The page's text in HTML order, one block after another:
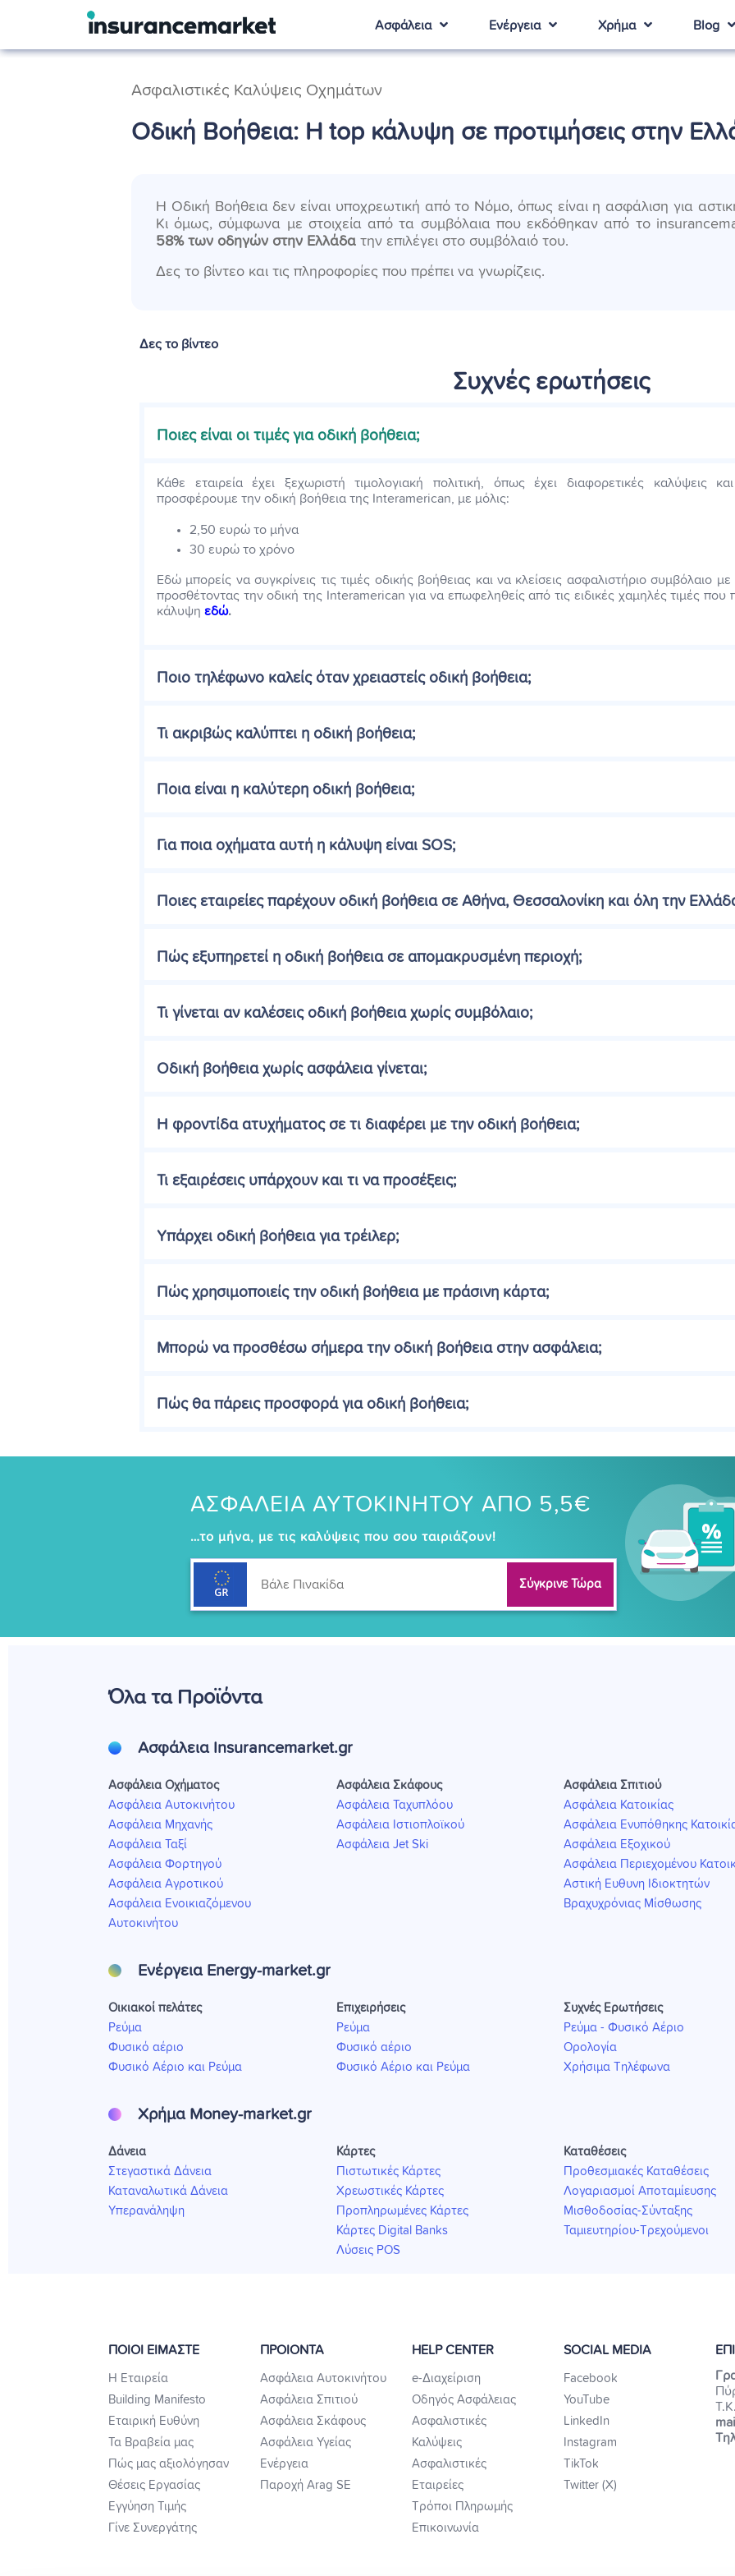
Ασφάλεια Ενέργεια Χρήμα Blog
Ασφαλιστικές Καλύψεις Οχημάτων
Οδική Βοήθεια: Η top κάλυψη σε προτιμήσεις στην
Η Οδική Βοήθεια δεν είναι υποχρεωτική από το Νόμο, όπως είναι η ασφάλιση για
Κι όμως, σύμφωνα με στοιχεία από τα συμβόλαια που εκδόθηκαν από το
58% των οδηγών στην Ελλάδα την επιλέγει στο συμβόλαιό του.
Δες το βίντεο και τις πληροφορίες που πρέπει να γνωρίζεις.
Δες το βίντεο
Συχνές ερωτήσεις
Ποιες είναι οι τιμές για οδική βοήθεια;
Κάθε εταιρεία έχει ξεχωριστή τιμολογιακή πολιτική, όπως έχει διαφορετικές καλύψεις
προσφέρουμε την οδική βοήθεια της Interamerican, με μόλις:
2,50 ευρώ το μήνα
30 ευρώ το χρόνο
Εδώ μπορείς να συγκρίνεις τις τιμές οδικής βοήθειας και να κλείσεις ασφαλιστήριο συμβόλαιο
προσθέτοντας την οδική της Interamerican για να επωφεληθείς από τις ειδικές χαμηλές τιμές
κάλυψη εδώ.
Ποιο τηλέφωνο καλείς όταν χρειαστείς οδική βοήθεια;
Τι ακριβώς καλύπτει η οδική βοήθεια;
Ποια είναι η καλύτερη οδική βοήθεια;
Για ποια οχήματα αυτή η κάλυψη είναι SOS;
Ποιες εταιρείες παρέχουν οδική βοήθεια σε Αθήνα, Θεσσαλονίκη και όλη την
Πώς εξυπηρετεί η οδική βοήθεια σε απομακρυσμένη περιοχή;
Τι γίνεται αν καλέσεις οδική βοήθεια χωρίς συμβόλαιο;
Οδική βοήθεια χωρίς ασφάλεια γίνεται;
Η φροντίδα ατυχήματος σε τι διαφέρει με την οδική βοήθεια;
Τι εξαιρέσεις υπάρχουν και τι να προσέξεις;
Υπάρχει οδική βοήθεια για τρέιλερ;
Πώς χρησιμοποιείς την οδική βοήθεια με πράσινη κάρτα;
Μπορώ να προσθέσω σήμερα την οδική βοήθεια στην ασφάλεια;
Πώς θα πάρεις προσφορά για οδική βοήθεια;
ΑΣΦΑΛΕΙΑ ΑΥΤΟΚΙΝΗΤΟΥ ΑΠΟ 5,5€
…το μήνα, με τις καλύψεις που σου ταιριάζουν!
Σύγκρινε Τώρα
Όλα τα Προϊόντα
Ασφάλεια Insurancemarket.gr
Ασφάλεια Οχήματος
Ασφάλεια Αυτοκινήτου
Ασφάλεια Μηχανής
Ασφάλεια Ταξί
Ασφάλεια Φορτηγού
Ασφάλεια Αγροτικού
Ασφάλεια Ενοικιαζόμενου
Αυτοκινήτου
Ασφάλεια Σκάφους
Ασφάλεια Ταχυπλόου
Ασφάλεια Ιστιοπλοϊκού
Ασφάλεια Jet Ski
Ασφάλεια Σπιτιού
Ασφάλεια Κατοικίας
Ασφάλεια Ενυπόθηκης
Ασφάλεια Εξοχικού
Ασφάλεια Περιεχομένου
Αστική Ευθυνη Ιδιοκτητών
Βραχυχρόνιας Μίσθωσης
Ενέργεια Energy-market.gr
Οικιακοί πελάτες
Ρεύμα
Φυσικό αέριο
Φυσικό Αέριο και Ρεύμα
Επιχειρήσεις
Ρεύμα
Φυσικό αέριο
Φυσικό Αέριο και Ρεύμα
Συχνές Ερωτήσεις
Ρεύμα - Φυσικό Αέριο
Ορολογία
Χρήσιμα Τηλέφωνα
Χρήμα Money-market.gr
Δάνεια
Στεγαστικά Δάνεια
Καταναλωτικά Δάνεια
Υπερανάληψη
Κάρτες
Πιστωτικές Κάρτες
Χρεωστικές Κάρτες
Προπληρωμένες Κάρτες
Κάρτες Digital Banks
Λύσεις POS
Καταθέσεις
Προθεσμιακές Καταθέσεις
Λογαριασμοί Αποταμίευσης
Μισθοδοσίας-Σύνταξης
Ταμιευτηρίου-Τρεχούμενοι
ΠΟΙΟΙ ΕΙΜΑΣΤΕ
Η Εταιρεία
Building Manifesto
Εταιρική Ευθύνη
Τα Βραβεία μας
Πώς μας αξιολόγησαν
Θέσεις Εργασίας
Εγγύηση Τιμής
Γίνε Συνεργάτης
ΠΡΟΙΟΝΤΑ
Ασφάλεια Αυτοκινήτου
Ασφάλεια Σπιτιού
Ασφάλεια Σκάφους
Ασφάλεια Υγείας
Ενέργεια
Παροχή Arag SE
HELP CENTER
e-Διαχείριση
Οδηγός Ασφάλειας
Ασφαλιστικές
Καλύψεις
Ασφαλιστικές
Εταιρείες
Τρόποι Πληρωμής
Επικοινωνία
SOCIAL MEDIA
Facebook
YouTube
LinkedIn
Instagram
TikTok
Twitter (X)